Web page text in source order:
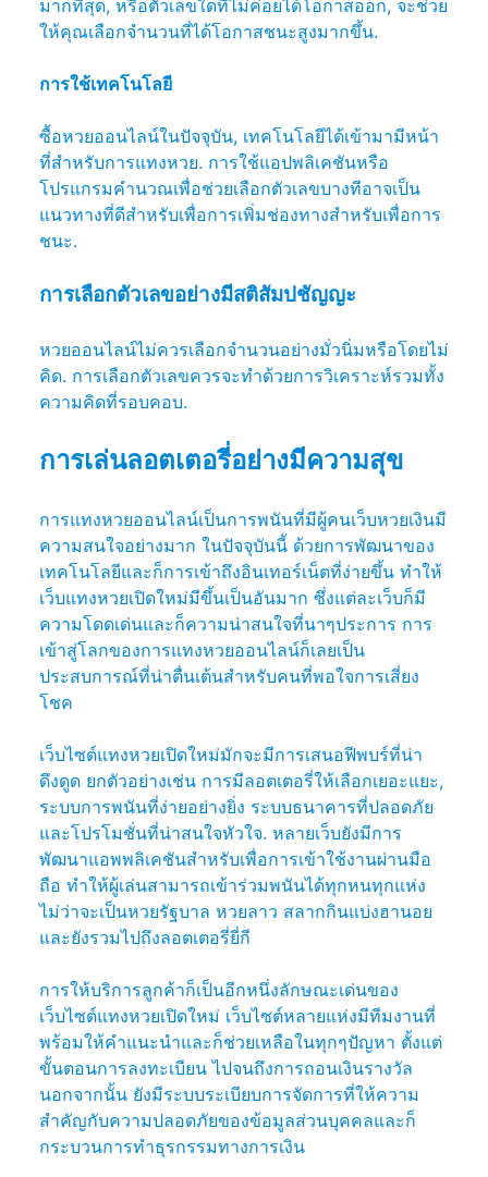
มากที่สุด, หรือตัวเลขใดที่ไม่ค่อยได้โอกาสออก, จะช่วย
ให้คุณเลือกจำนวนที่ได้โอกาสชนะสูงมากขึ้น.
การใช้เทคโนโลยี
ซื้อหวยออนไลน์ในปัจจุบัน, เทคโนโลยีได้เข้ามามีหน้า
ที่สำหรับการแทงหวย. การใช้แอปพลิเคชันหรือ
โปรแกรมคำนวณเพื่อช่วยเลือกตัวเลขบางทีอาจเป็น
แนวทางที่ดีสำหรับเพื่อการเพิ่มช่องทางสำหรับเพื่อการ
ชนะ.
การเลือกตัวเลขอย่างมีสติสัมปชัญญะ
หวยออนไลน์ไม่ควรเลือกจำนวนอย่างมั่วนิ่มหรือโดยไม่
คิด. การเลือกตัวเลขควรจะทำด้วยการวิเคราะห์รวมทั้ง
ความคิดที่รอบคอบ.
การเล่นลอตเตอรี่อย่างมีความสุข
การแทงหวยออนไลน์เป็นการพนันที่มีผู้คนเว็บหวยเงินมี
ความสนใจอย่างมาก ในปัจจุบันนี้ ด้วยการพัฒนาของ
เทคโนโลยีและก็การเข้าถึงอินเทอร์เน็ตที่ง่ายขึ้น ทำให้
เว็บแทงหวยเปิดใหม่มีขึ้นเป็นอันมาก ซึ่งแต่ละเว็บก็มี
ความโดดเด่นและก็ความน่าสนใจที่นาๆประการ การ
เข้าสู่โลกของการแทงหวยออนไลน์ก็เลยเป็น
ประสบการณ์ที่น่าตื่นเต้นสำหรับคนที่พอใจการเสี่ยง
โชค
เว็บไซต์แทงหวยเปิดใหม่มักจะมีการเสนอฟีพบร์ที่น่า
ดึงดูด ยกตัวอย่างเช่น การมีลอตเตอรี่ให้เลือกเยอะแยะ,
ระบบการพนันที่ง่ายอย่างยิ่ง ระบบธนาคารที่ปลอดภัย
และโปรโมชั่นที่น่าสนใจหัวใจ. หลายเว็บยังมีการ
พัฒนาแอพพลิเคชันสำหรับเพื่อการเข้าใช้งานผ่านมือ
ถือ ทำให้ผู้เล่นสามารถเข้าร่วมพนันได้ทุกหนทุกแห่ง
ไม่ว่าจะเป็นหวยรัฐบาล หวยลาว สลากกินแบ่งฮานอย
และยังรวมไปถึงลอตเตอรี่ยี่กี
การให้บริการลูกค้าก็เป็นอีกหนึ่งลักษณะเด่นของ
เว็บไซต์แทงหวยเปิดใหม่ เว็บไซต์หลายแห่งมีทีมงานที่
พร้อมให้คำแนะนำและก็ช่วยเหลือในทุกๆปัญหา ตั้งแต่
ขั้นตอนการลงทะเบียน ไปจนถึงการถอนเงินรางวัล
นอกจากนั้น ยังมีระบบระเบียบการจัดการที่ให้ความ
สำคัญกับความปลอดภัยของข้อมูลส่วนบุคคลและก็
กระบวนการทำธุรกรรมทางการเงิน